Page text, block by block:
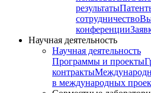
результаты
сотрудничество
конференции
Научная деятельность
Научная деятельность
Программы и проекты
контракты
в международных